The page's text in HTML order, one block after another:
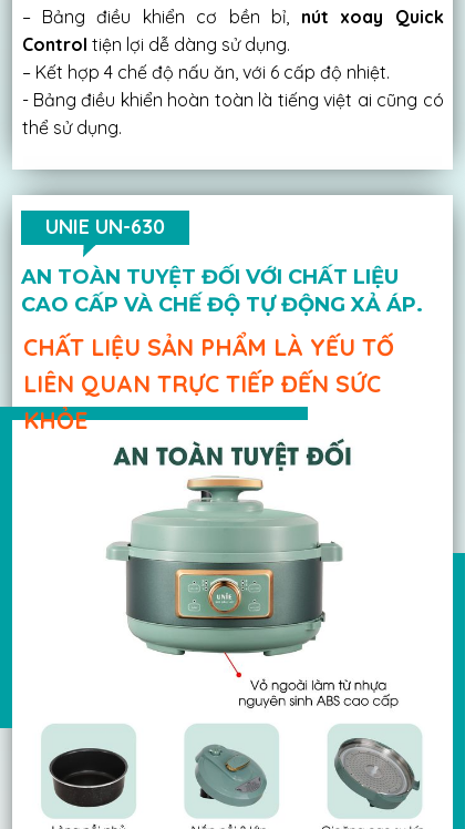
– Bảng điều khiển cơ bền bỉ, nút xoay Quick
Control tiện lợi dễ dàng sử dụng.
– Kết hợp 4 chế độ nấu ăn, với 6 cấp độ nhiệt.
- Bảng điều khiển hoàn toàn là tiếng việt ai cũng có
thể sử dụng.
AN TOÀN TUYỆT ĐỐI VỚI CHẤT LIỆU
CAO CẤP VÀ CHẾ ĐỘ TỰ ĐỘNG XẢ ÁP.
CHẤT LIỆU SẢN PHẨM LÀ YẾU TỐ
LIÊN QUAN TRỰC TIẾP ĐẾN SỨC
KHỎE
UNIE UN-630